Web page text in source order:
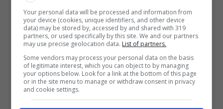
consigli a chi inizia a
giocare a golf
Paige Spiranac è una creatrice di contenuti e
allo stesso tempo è molto dedita a questo
nuovo lavoro, parlando di questo ruolo e ha
Your personal data will be processed and information from
your device (cookies, unique identifiers, and other device
data) may be stored by, accessed by and shared with 319
partners, or used specifically by this site. We and our partners
may use precise geolocation data. List of partners.
Some vendors may process your personal data on the basis
of legitimate interest, which you can object to by managing
your options below. Look for a link at the bottom of this page
or in the site menu to manage or withdraw consent in privacy
and cookie settings.